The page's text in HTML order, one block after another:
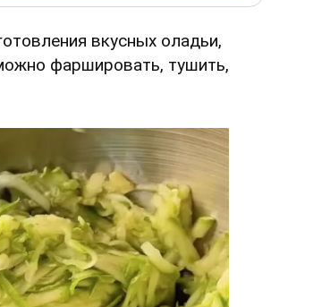
вкусных оладьи,
фаршировать, тушить,